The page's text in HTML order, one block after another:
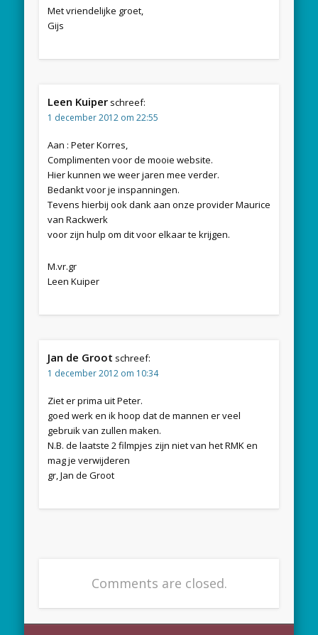
Met vriendelijke groet,
Gijs
Leen Kuiper schreef:
1 december 2012 om 22:55
Aan : Peter Korres,
Complimenten voor de mooie website.
Hier kunnen we weer jaren mee verder.
Bedankt voor je inspanningen.
Tevens hierbij ook dank aan onze provider Maurice
van Rackwerk
voor zijn hulp om dit voor elkaar te krijgen.
M.vr.gr
Leen Kuiper
Jan de Groot schreef:
1 december 2012 om 10:34
Ziet er prima uit Peter.
goed werk en ik hoop dat de mannen er veel
gebruik van zullen maken.
N.B. de laatste 2 filmpjes zijn niet van het RMK en
mag je verwijderen
gr, Jan de Groot
Comments are closed.